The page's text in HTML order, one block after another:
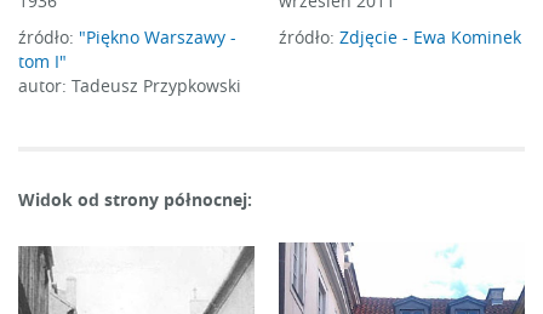
źródło: "Piękno Warszawy -
tom I"
autor: Tadeusz Przypkowski
źródło: Zdjęcie - Ewa Kominek
Widok od strony północnej: